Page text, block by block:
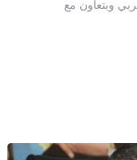
وبتعاون مع